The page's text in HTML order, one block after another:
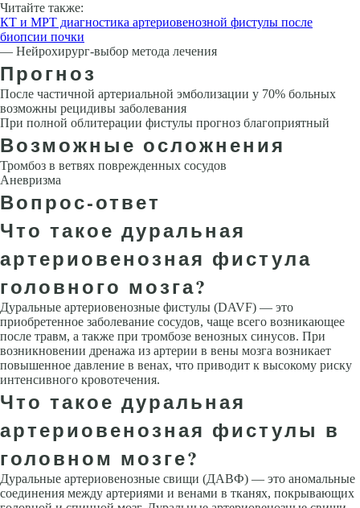
Читайте также:
КТ и МРТ диагностика артериовенозной фистулы после
биопсии почки
— Нейрохирург-выбор метода лечения
Прогноз
После частичной артериальной эмболизации у 70% больных
возможны рецидивы заболевания
При полной облитерации фистулы прогноз бла­гоприятный
Возможные осложнения
Тромбоз в ветвях поврежденных сосудов
Аневризма
Вопрос-ответ
Что такое дуральная
артериовенозная фистула
головного мозга?
Дуральные артериовенозные фистулы (DAVF) — это
приобретенное заболевание сосудов, чаще всего возникающее
после травм, а также при тромбозе венозных синусов. При
возникновении дренажа из артерии в вены мозга возникает
повышенное давление в венах, что приводит к высокому риску
интенсивного кровотечения.
Что такое дуральная
артериовенозная фистулы в
головном мозге?
Дуральные артериовенозные свищи (ДАВФ) — это аномальные
соединения между артериями и венами в тканях, покрывающих